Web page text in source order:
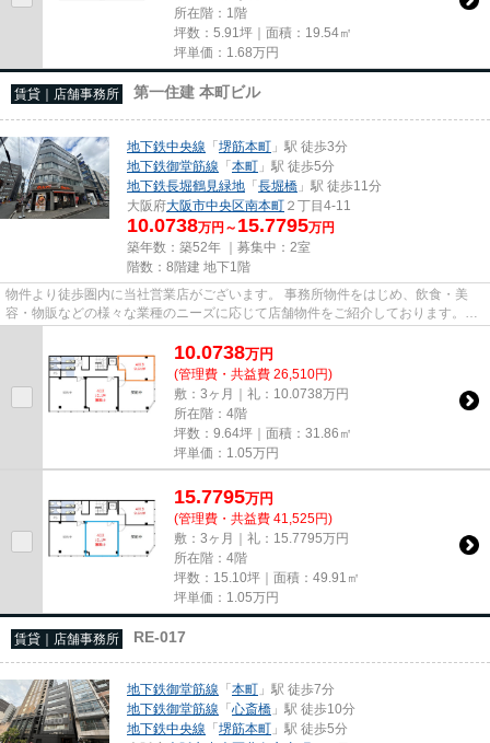
所在階：1階
坪数：5.91坪｜面積：19.54㎡
坪単価： 1.68万円
賃貸｜店舗事務所 第一住建 本町ビル
地下鉄中央線 「堺筋本町 」駅 徒歩3分
地下鉄御堂筋線 「本町 」駅 徒歩5分
地下鉄長堀鶴見緑地 「長堀橋 」駅 徒歩11分
大阪府大阪市中央区南本町 ２丁目4-11
10.0738万円～ 15.7795万円
築年数：築52年 ｜募集中： 2室
階数：8階建 地下1階
物件より徒歩圏内に当社営業店がございます。 事務所物件をはじめ、飲食・美
容・物販などの様々な業種のニーズに応じて店舗物件をご紹介しております。
尚、弊社ではおとり広告は一切...
10.0738万円
(管理費・共益費 26,510円)
敷：3ヶ月｜礼：10.0738万円
所在階：4階
坪数：9.64坪｜面積：31.86㎡
坪単価： 1.05万円
15.7795万円
(管理費・共益費 41,525円)
敷：3ヶ月｜礼：15.7795万円
所在階：4階
坪数：15.10坪｜面積：49.91㎡
坪単価： 1.05万円
賃貸｜店舗事務所 RE-017
地下鉄御堂筋線 「本町 」駅 徒歩7分
地下鉄御堂筋線 「心斎橋 」駅 徒歩10分
地下鉄中央線 「堺筋本町 」駅 徒歩5分